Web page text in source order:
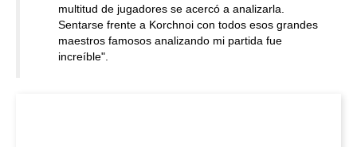
multitud de jugadores se acercó a analizarla.
Sentarse frente a Korchnoi con todos esos grandes
maestros famosos analizando mi partida fue
increíble".